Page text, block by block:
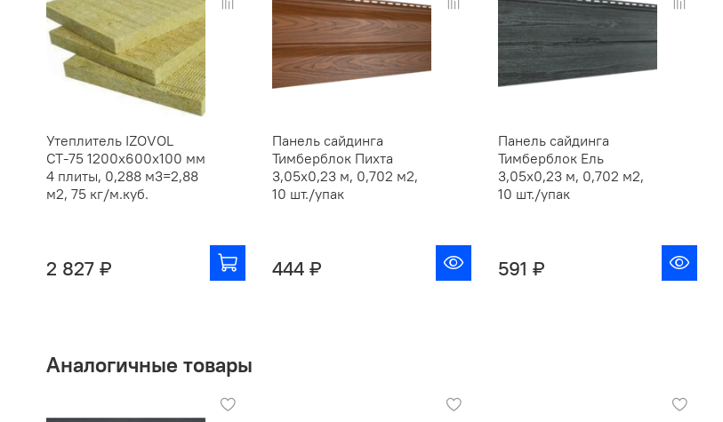
Утеплитель IZOVOL
СТ-75 1200х600х100 мм
4 плиты, 0,288 м3=2,88
м2, 75 кг/м.куб.
2 827 ₽
Панель сайдинга
Тимберблок Пихта
3,05х0,23 м, 0,702 м2,
10 шт./упак
444 ₽
Панель сайдинга
Тимберблок Ель
3,05х0,23 м, 0,702 м2,
10 шт./упак
591 ₽
Аналогичные товары